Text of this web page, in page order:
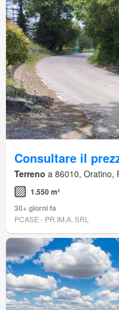
Consultare il
Terreno a 86010, Oratino,
1.550 m²
30+ giorni fa
PCASE - PR.IM.A. SRL